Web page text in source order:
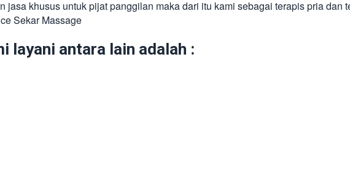
jasa khusus untuk pijat panggilan maka dari itu kami sebagai terapis pria
Sekar Massage
layani antara lain adalah :